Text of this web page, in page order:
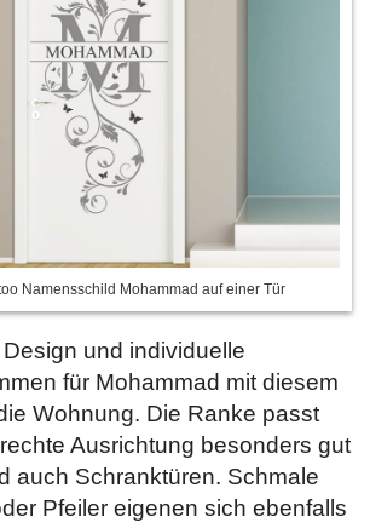
Namensschild Mohammad auf einer Tür
und individuelle
für Mohammad mit diesem
Wohnung. Die Ranke passt
Ausrichtung besonders gut
auch Schranktüren. Schmale
Pfeiler eigenen sich ebenfalls